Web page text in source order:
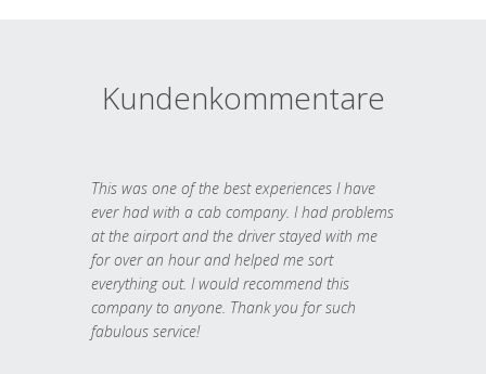
Kundenkommentare
This was one of the best experiences I have
ever had with a cab company. I had problems
at the airport and the driver stayed with me
for over an hour and helped me sort
everything out. I would recommend this
company to anyone. Thank you for such
fabulous service!